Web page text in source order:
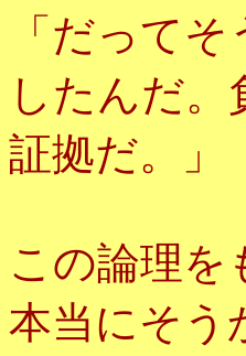
「だって
したんだ
証拠だ。」
この論理を
本当にそう